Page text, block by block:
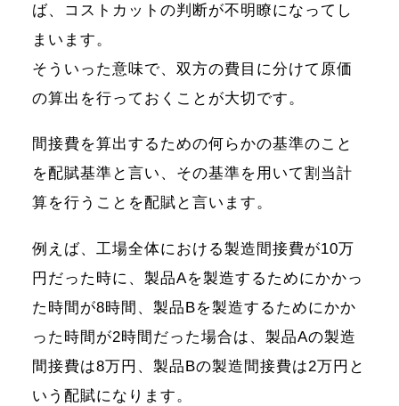
ば、コストカットの判断が不明瞭になってし
まいます。
そういった意味で、双方の費目に分けて原価
の算出を行っておくことが大切です。
間接費を算出するための何らかの基準のこと
を配賦基準と言い、その基準を用いて割当計
算を行うことを配賦と言います。
例えば、工場全体における製造間接費が10万
円だった時に、製品Aを製造するためにかかっ
た時間が8時間、製品Bを製造するためにかか
った時間が2時間だった場合は、製品Aの製造
間接費は8万円、製品Bの製造間接費は2万円と
いう配賦になります。